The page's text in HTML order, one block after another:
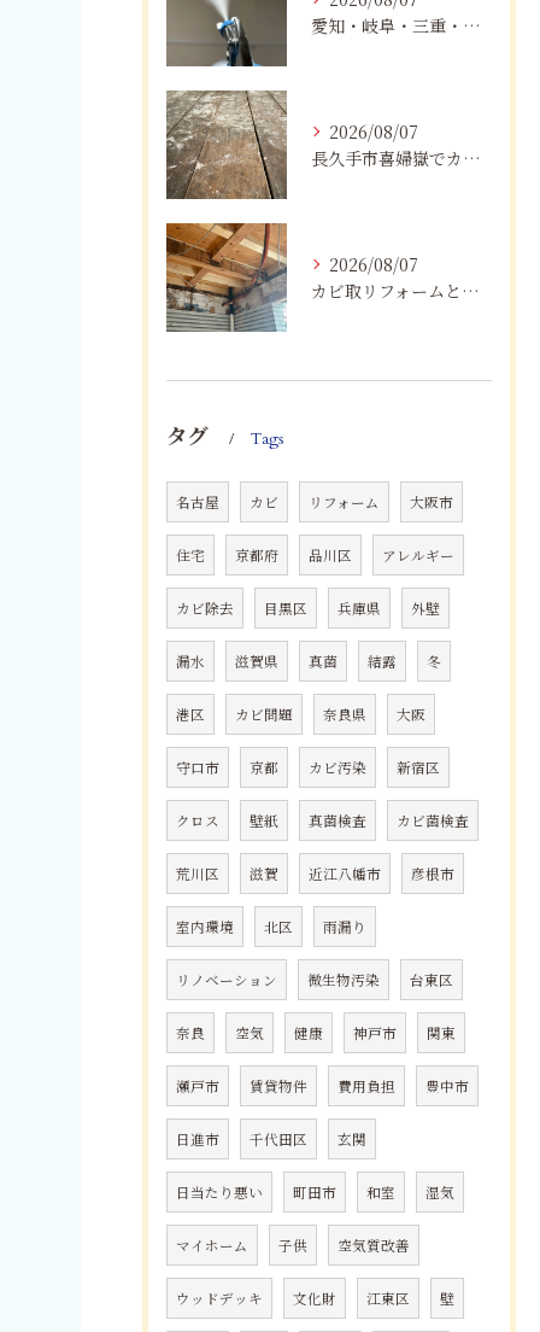
愛知・岐阜・三重・静岡でカビアレルギーにお悩みの方へ｜MIST工法®による安全なカビ対策と健康な住まいづくり
2026/08/07
長久手市喜婦嶽でカビに悩んだら｜住宅の湿気対策とプロによる解決方法
2026/08/07
カビ取リフォームと専門業者を比較！根本解決を選ぶポイント
タグ Tags
名古屋 カビ リフォーム 大阪市
住宅 京都府 品川区 アレルギー
カビ除去 目黒区 兵庫県 外壁
漏水 滋賀県 真菌 結露 冬
港区 カビ問題 奈良県 大阪
守口市 京都 カビ汚染 新宿区
クロス 壁紙 真菌検査 カビ菌検査
荒川区 滋賀 近江八幡市 彦根市
室内環境 北区 雨漏り
リノベーション 微生物汚染 台東区
奈良 空気 健康 神戸市 関東
瀬戸市 賃貸物件 費用負担 豊中市
日進市 千代田区 玄関
日当たり悪い 町田市 和室 湿気
マイホーム 子供 空気質改善
ウッドデッキ 文化財 江東区 壁